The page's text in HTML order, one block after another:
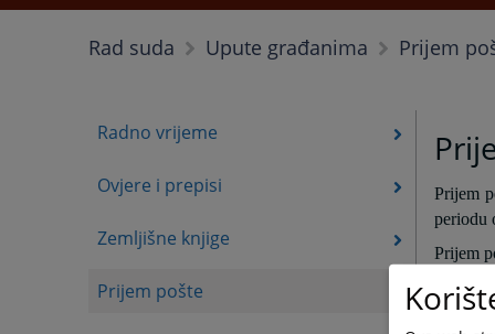
Rad suda Upute građanima Prijem
Radno vrijeme
Ovjere i prepisi
Zemljišne knjige
Prijem pošte
Prijem
periodu
Prijem
Prijem